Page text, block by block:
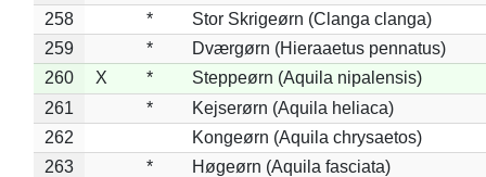
258
*
Stor Skrigeørn (Clanga clanga)
259
*
Dværgørn (Hieraaetus pennatus)
260
X *
Steppeørn (Aquila nipalensis)
261
*
Kejserørn (Aquila heliaca)
262
Kongeørn (Aquila chrysaetos)
263
*
Høgeørn (Aquila fasciata)